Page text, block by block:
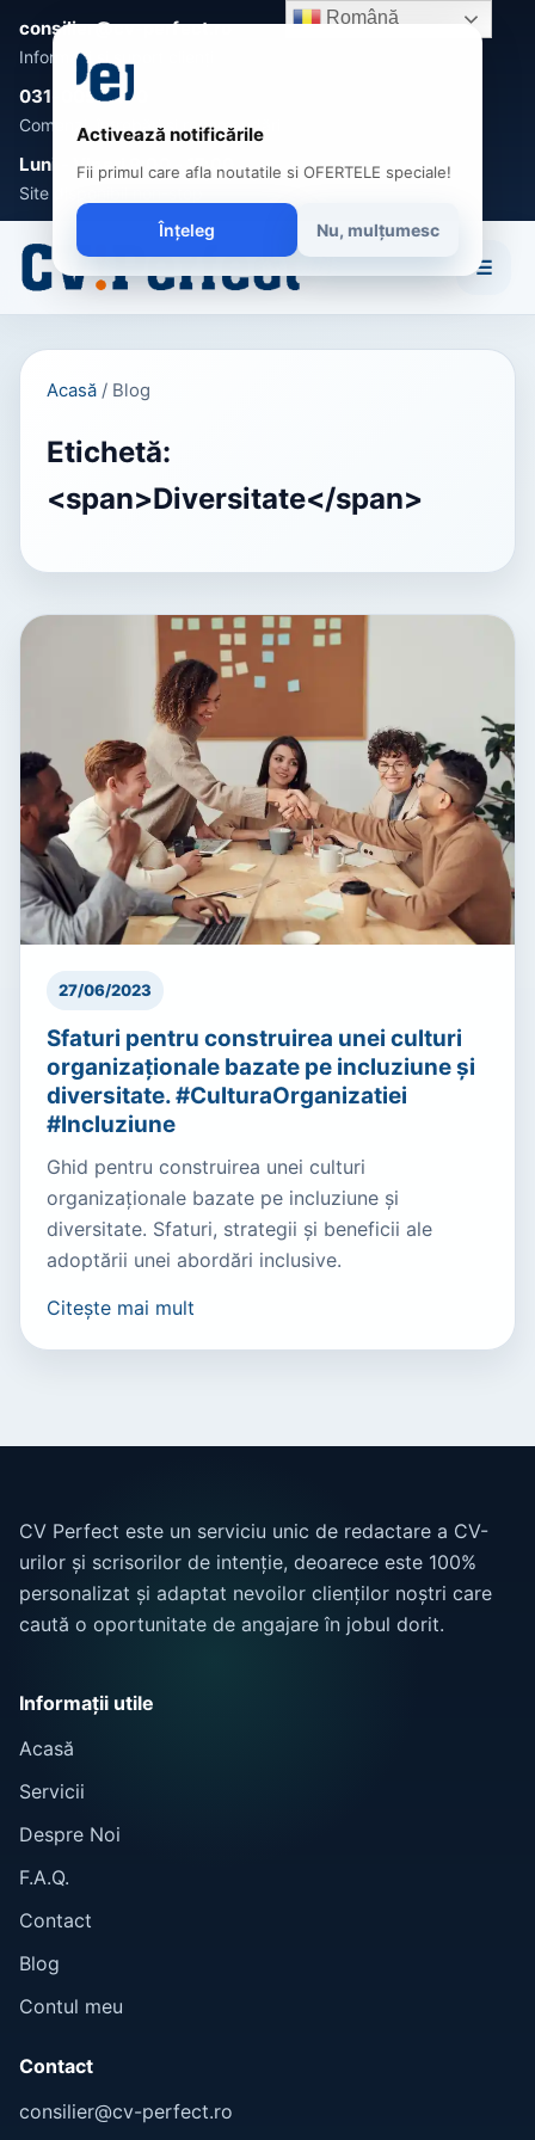
consilier@cv-perfect.ro
Informații și suport clienți
031-005 0470
Comenzi, întrebări și recomandări
Luni - Vineri 9:00 - 17:00
Site disponibil non-stop
☰
Acasă / Blog
Etichetă:
<span>Diversitate</span>
27/06/2023
Sfaturi pentru construirea unei culturi
organizaționale bazate pe incluziune și
diversitate. #CulturaOrganizatiei
#Incluziune
Ghid pentru construirea unei culturi
organizaționale bazate pe incluziune și
diversitate. Sfaturi, strategii și beneficii ale
adoptării unei abordări inclusive.
Citește mai mult
CV Perfect este un serviciu unic de redactare a CV-
urilor și scrisorilor de intenție, deoarece este 100%
personalizat și adaptat nevoilor clienților noștri care
caută o oportunitate de angajare în jobul dorit.
Informații utile
Acasă
Servicii
Despre Noi
F.A.Q.
Contact
Blog
Contul meu
Contact
consilier@cv-perfect.ro
Română
Activează notificările
Fii primul care afla noutatile si OFERTELE speciale!
Înțeleg Nu, mulțumesc